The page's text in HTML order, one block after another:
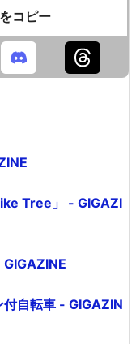
コピー
Tree」 - GIGAZI
自転車 - GIGAZIN